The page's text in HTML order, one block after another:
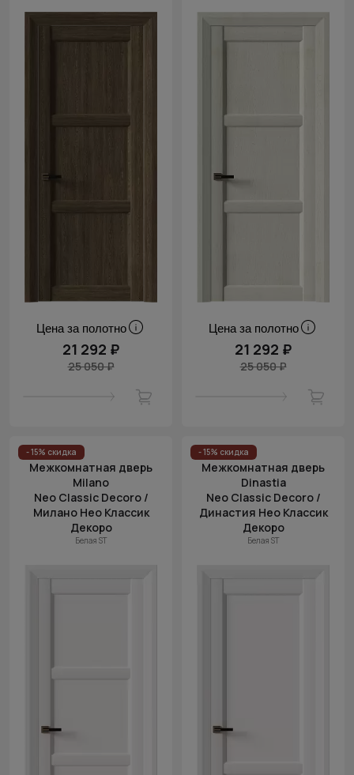
Цена за полотно
21 292 ₽
25 050 ₽
Цена за полотно
21 292 ₽
25 050 ₽
- 15% скидка
Межкомнатная дверь
Milano
Neo Classic Decoro /
Милано Нео Классик
Декоро
Белая ST
- 15% скидка
Межкомнатная дверь
Dinastia
Neo Classic Decoro /
Династия Нео Классик
Декоро
Белая ST